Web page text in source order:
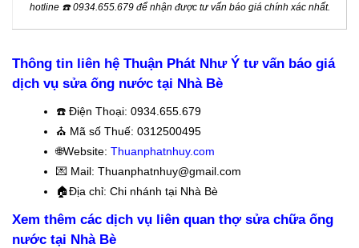
hotline ☎️0934.655.679 để nhận được tư vấn báo giá chính xác nhất.
Thông tin liên hệ Thuận Phát Như Ý tư vấn báo giá
dịch vụ sửa ống nước tại Nhà Bè
☎️ Điện Thoại: 0934.655.679
⛪️ Mã số Thuế: 0312500495
🌐Website: Thuanphatnhuy.com
💌 Mail: Thuanphatnhuy@gmail.com
🏠Địa chỉ: Chi nhánh tại Nhà Bè
Xem thêm các dịch vụ liên quan thợ sửa chữa ống
nước tại Nhà Bè